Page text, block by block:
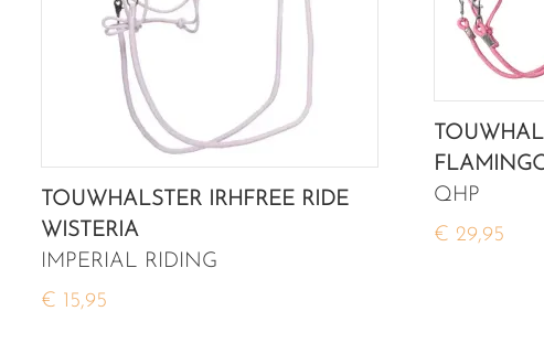
TOUWHALSTER IRHFREE RIDE
WISTERIA
IMPERIAL RIDING
€ 15,95
QHP
€ 29,95